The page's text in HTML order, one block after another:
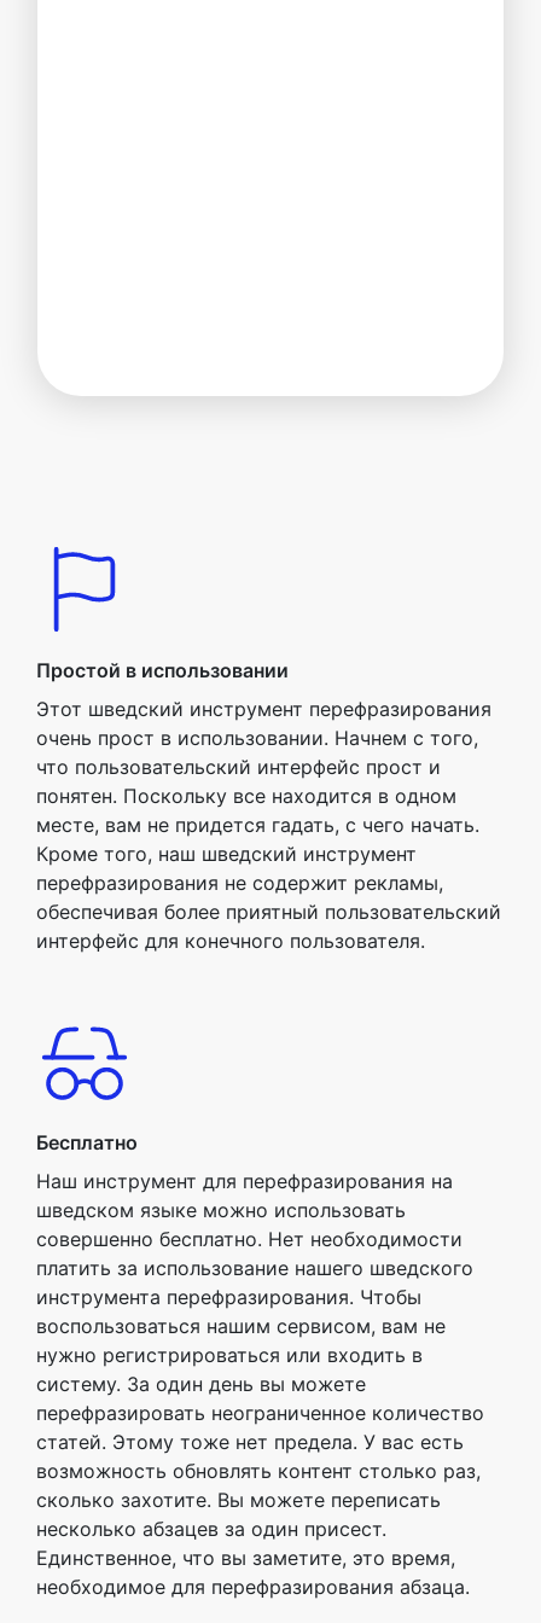
Простой в использовании
Этот шведский инструмент перефразирования
очень прост в использовании. Начнем с того,
что пользовательский интерфейс прост и
понятен. Поскольку все находится в одном
месте, вам не придется гадать, с чего начать.
Кроме того, наш шведский инструмент
перефразирования не содержит рекламы,
обеспечивая более приятный пользовательский
интерфейс для конечного пользователя.
Бесплатно
Наш инструмент для перефразирования на
шведском языке можно использовать
совершенно бесплатно. Нет необходимости
платить за использование нашего шведского
инструмента перефразирования. Чтобы
воспользоваться нашим сервисом, вам не
нужно регистрироваться или входить в
систему. За один день вы можете
перефразировать неограниченное количество
статей. Этому тоже нет предела. У вас есть
возможность обновлять контент столько раз,
сколько захотите. Вы можете переписать
несколько абзацев за один присест.
Единственное, что вы заметите, это время,
необходимое для перефразирования абзаца.